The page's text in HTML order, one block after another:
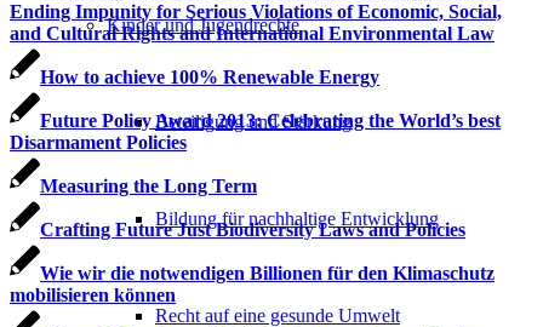
Kinder und Jugendrechte
Beteiligung und Stärkung
Bildung für nachhaltige Entwicklung
Recht auf eine gesunde Umwelt
Ending Impunity for Serious Violations of Economic, Social,
and Cultural Rights and International Environmental Law
How to achieve 100% Renewable Energy
Future Policy Award 2013: Celebrating the World’s best
Disarmament Policies
Measuring the Long Term
Crafting Future Just Biodiversity Laws and Policies
Wie wir die notwendigen Billionen für den Klimaschutz
mobilisieren können